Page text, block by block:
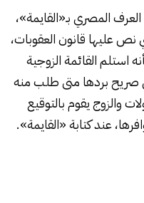
المصري بـ«القايمة»،
نص عليها قانون العقوبات،
استلم القائمة الزوجية
صريح بردها متى طلب منه
والزوج يقوم بالتوقيع
عند كتابة «القايمة».